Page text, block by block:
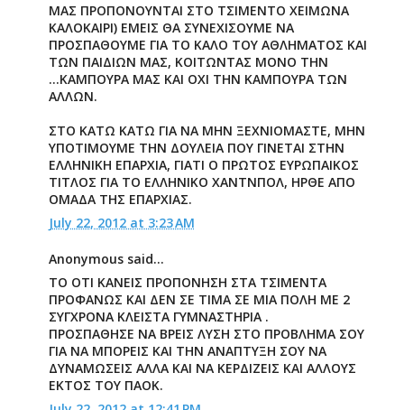
ΜΑΣ ΠΡΟΠΟΝΟΥΝΤΑΙ ΣΤΟ ΤΣΙΜΕΝΤΟ ΧΕΙΜΩΝΑ
ΚΑΛΟΚΑΙΡΙ) ΕΜΕΙΣ ΘΑ ΣΥΝΕΧΙΣΟΥΜΕ ΝΑ
ΠΡΟΣΠΑΘΟΥΜΕ ΓΙΑ ΤΟ ΚΑΛΟ ΤΟΥ ΑΘΛΗΜΑΤΟΣ ΚΑΙ
ΤΩΝ ΠΑΙΔΙΩΝ ΜΑΣ, ΚΟΙΤΩΝΤΑΣ ΜΟΝΟ ΤΗΝ
...ΚΑΜΠΟΥΡΑ ΜΑΣ ΚΑΙ ΟΧΙ ΤΗΝ ΚΑΜΠΟΥΡΑ ΤΩΝ
ΑΛΛΩΝ.
ΣΤΟ ΚΑΤΩ ΚΑΤΩ ΓΙΑ ΝΑ ΜΗΝ ΞΕΧΝΙΟΜΑΣΤΕ, ΜΗΝ
ΥΠΟΤΙΜΟΥΜΕ ΤΗΝ ΔΟΥΛΕΙΑ ΠΟΥ ΓΙΝΕΤΑΙ ΣΤΗΝ
ΕΛΛΗΝΙΚΗ ΕΠΑΡΧΙΑ, ΓΙΑΤΙ Ο ΠΡΩΤΟΣ ΕΥΡΩΠΑΙΚΟΣ
ΤΙΤΛΟΣ ΓΙΑ ΤΟ ΕΛΛΗΝΙΚΟ ΧΑΝΤΝΠΟΛ, ΗΡΘΕ ΑΠΟ
ΟΜΑΔΑ ΤΗΣ ΕΠΑΡΧΙΑΣ.
July 22, 2012 at 3:23 AM
Anonymous said...
ΤΟ ΟΤΙ ΚΑΝΕΙΣ ΠΡΟΠΟΝΗΣΗ ΣΤΑ ΤΣΙΜΕΝΤΑ
ΠΡΟΦΑΝΩΣ ΚΑΙ ΔΕΝ ΣΕ ΤΙΜΑ ΣΕ ΜΙΑ ΠΟΛΗ ΜΕ 2
ΣΥΓΧΡΟΝΑ ΚΛΕΙΣΤΑ ΓΥΜΝΑΣΤΗΡΙΑ .
ΠΡΟΣΠΑΘΗΣΕ ΝΑ ΒΡΕΙΣ ΛΥΣΗ ΣΤΟ ΠΡΟΒΛΗΜΑ ΣΟΥ
ΓΙΑ ΝΑ ΜΠΟΡΕΙΣ ΚΑΙ ΤΗΝ ΑΝΑΠΤΥΞΗ ΣΟΥ ΝΑ
ΔΥΝΑΜΩΣΕΙΣ ΑΛΛΑ ΚΑΙ ΝΑ ΚΕΡΔΙΖΕΙΣ ΚΑΙ ΑΛΛΟΥΣ
ΕΚΤΟΣ ΤΟΥ ΠΑΟΚ.